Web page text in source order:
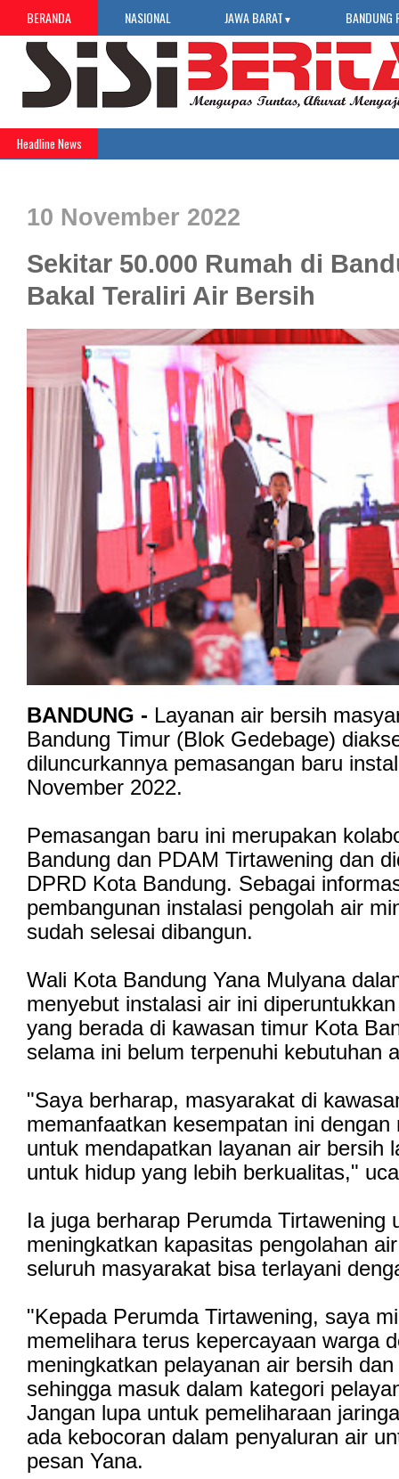
BERANDA NASIONAL JAWA BARAT ▼ BANDUNG
Headline News
10 November 2022
Sekitar 50.000 Rumah di
Bakal Teraliri Air Bersih
BANDUNG - Layanan air bersih
Bandung Timur (Blok Gedebage)
diluncurkannya pemasangan baru
November 2022.
Pemasangan baru ini merupakan
Bandung dan PDAM Tirtawening dan
DPRD Kota Bandung. Sebagai
pembangunan instalasi pengolah air
sudah selesai dibangun.
Wali Kota Bandung Yana Mulyana
menyebut instalasi air ini
yang berada di kawasan timur Kota
selama ini belum terpenuhi kebutuhan
"Saya berharap, masyarakat di
memanfaatkan kesempatan ini dengan
untuk mendapatkan layanan air bersih
untuk hidup yang lebih berkualitas,"
Ia juga berharap Perumda Tirtawening
meningkatkan kapasitas pengolahan
seluruh masyarakat bisa terlayani
"Kepada Perumda Tirtawening, saya
memelihara terus kepercayaan warga
meningkatkan pelayanan air bersih
sehingga masuk dalam kategori
Jangan lupa untuk pemeliharaan
ada kebocoran dalam penyaluran air
pesan Yana.